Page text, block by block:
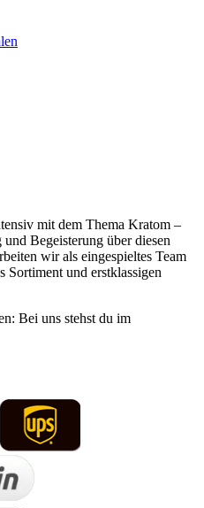
mit dem Thema Kratom –
Begeisterung über diesen
wir als eingespieltes Team
Sortiment und erstklassigen
Bei uns stehst du im